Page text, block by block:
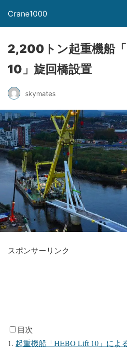
Crane1000
2,200トン起重機船
10」旋回橋設置
skymates
スポンサーリンク
目次
起重機船「HEBO Lift 10」によ